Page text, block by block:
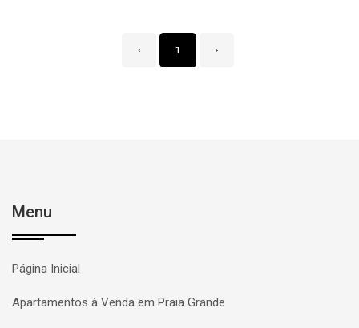
‹ 1 ›
Menu
Página Inicial
Apartamentos à Venda em Praia Grande